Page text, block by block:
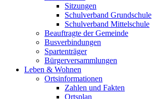
Sitzungen
Schulverband Grundschule
Schulverband Mittelschule
Beauftragte der Gemeinde
Busverbindungen
Spartenträger
Bürgerversammlungen
Leben & Wohnen
Ortsinformationen
Zahlen und Fakten
Ortsplan